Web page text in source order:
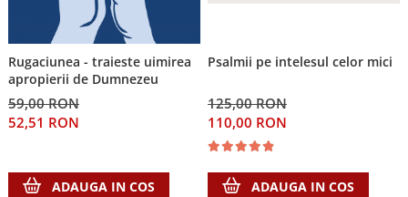
Rugaciunea - traieste uimirea
apropierii de Dumnezeu
59,00 RON
52,51 RON
ADAUGA IN COS
Psalmii pe intelesul celor mici
125,00 RON
110,00 RON
ADAUGA IN COS